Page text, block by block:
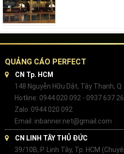
QUẢNG CÁO PERFECT
CN Tp. HCM
148 Nguyễn Hữu Dật, Tây Thạnh,
Hotline: 0944 020 092 - 0937 637
Zalo: 0944 020 092
Email: inbanner.net@gmail.com
CN LINH TÂY THỦ ĐỨC
39/10B, P. Linh Tây, Tp. HCM